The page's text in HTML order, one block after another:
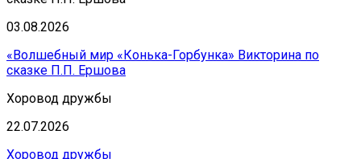
03.08.2026
«Волшебный мир «Конька-Горбунка» Викторина по
сказке П.П. Ершова
Хоровод дружбы
22.07.2026
Хоровод дружбы